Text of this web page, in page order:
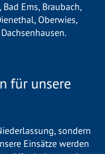
Bad Ems, Braubach,
, Oberwies,
Dachsenhausen.
für unsere
sondern
Einsätze werden